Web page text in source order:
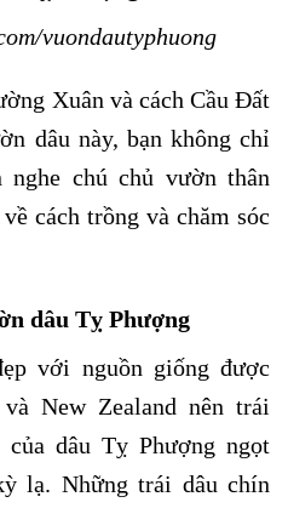
vuondautyphuong
Xuân và cách Cầu Đất
dâu này, bạn không chỉ
chú chủ vườn thân
cách trồng và chăm sóc
dâu Tỵ Phượng
với nguồn giống được
New Zealand nên trái
dâu Tỵ Phượng ngọt
lạ. Những trái dâu chín